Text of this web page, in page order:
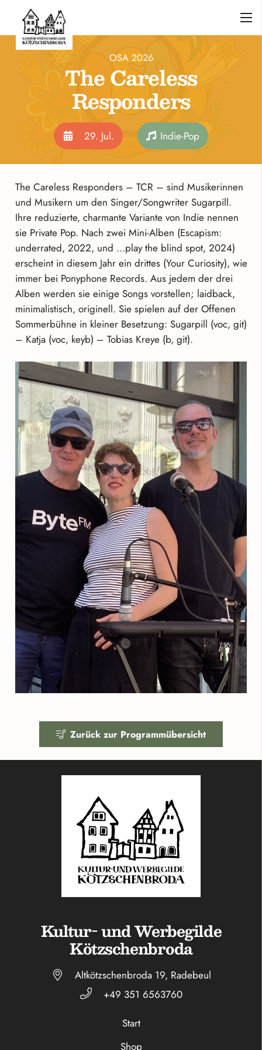
OSA 2026
The Careless
Responders
29. Jul. Indie-Pop
The Careless Responders – TCR – sind Musikerinnen
und Musikern um den Singer/Songwriter Sugarpill.
Ihre reduzierte, charmante Variante von Indie nennen
sie Private Pop. Nach zwei Mini-Alben (Escapism:
underrated, 2022, und …play the blind spot, 2024)
erscheint in diesem Jahr ein drittes (Your Curiosity), wie
immer bei Ponyphone Records. Aus jedem der drei
Alben werden sie einige Songs vorstellen; laidback,
minimalistisch, originell. Sie spielen auf der Offenen
Sommerbühne in kleiner Besetzung: Sugarpill (voc, git)
– Katja (voc, keyb) – Tobias Kreye (b, git).
Zurück zur Programmübersicht
Kultur- und Werbegilde
Kötzschenbroda
Altkötzschenbroda 19, Radebeul
+49 351 6563760
Start
Shop